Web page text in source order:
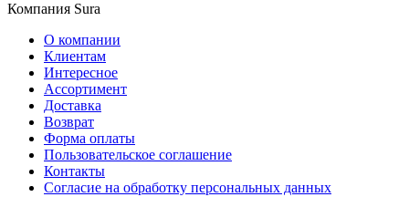
Компания Sura
О компании
Клиентам
Интересное
Ассортимент
Доставка
Возврат
Форма оплаты
Пользовательское соглашение
Контакты
Согласие на обработку персональных данных